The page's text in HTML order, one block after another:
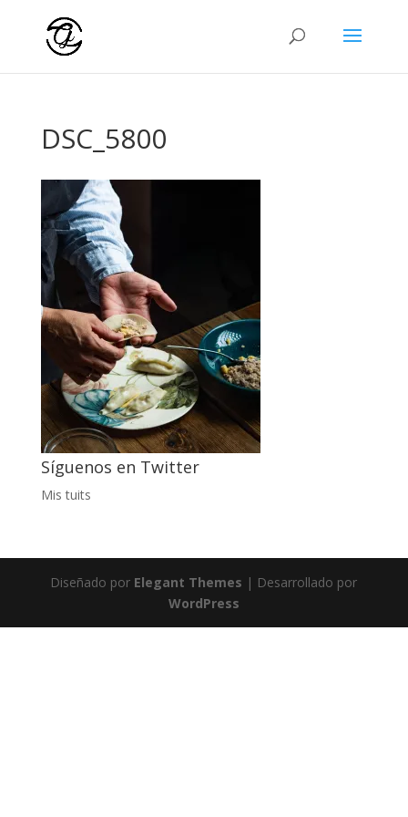
DSC_5800
Síguenos en Twitter
Mis tuits
Diseñado por Elegant Themes | Desarrollado por
WordPress